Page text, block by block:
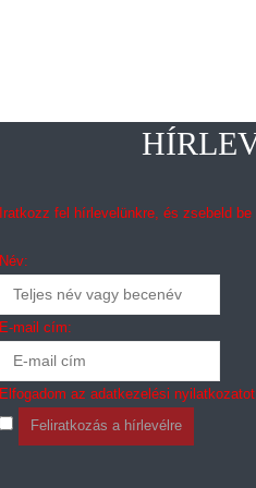
Iratkozz fel hírlevelünkre, és zsebeld
Név:
E-mail cím:
Elfogadom az adatkezelési nyilatkozatot
Feliratkozás a hírlevélre